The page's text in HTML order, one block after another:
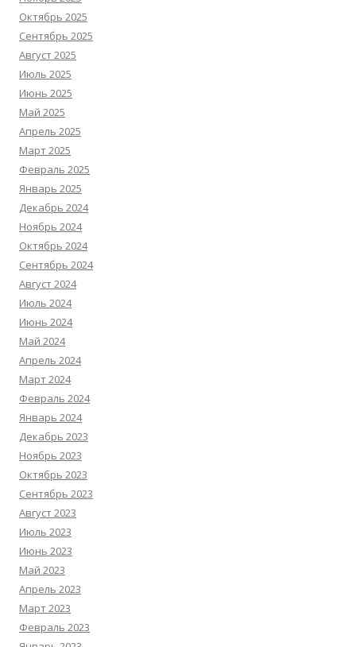
Октябрь 2025
Сентябрь 2025
Август 2025
Июль 2025
Июнь 2025
Май 2025
Апрель 2025
Март 2025
Февраль 2025
Январь 2025
Декабрь 2024
Ноябрь 2024
Октябрь 2024
Сентябрь 2024
Август 2024
Июль 2024
Июнь 2024
Май 2024
Апрель 2024
Март 2024
Февраль 2024
Январь 2024
Декабрь 2023
Ноябрь 2023
Октябрь 2023
Сентябрь 2023
Август 2023
Июль 2023
Июнь 2023
Май 2023
Апрель 2023
Март 2023
Февраль 2023